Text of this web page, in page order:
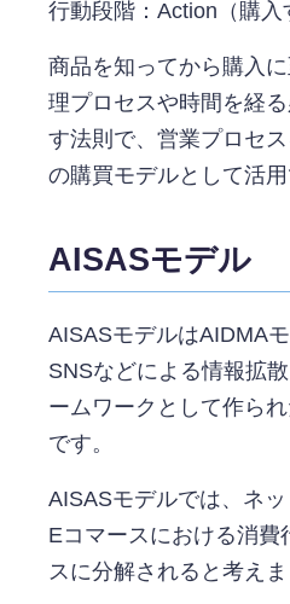
行動段階：Action（購入
商品を知ってから購入
理プロセスや時間を経
す法則で、営業プロセ
の購買モデルとして活用
AISASモデル
AISASモデルはAIDMA
SNSなどによる情報拡
ームワークとして作ら
です。
AISASモデルでは、ネ
Eコマースにおける消費
スに分解されると考えま